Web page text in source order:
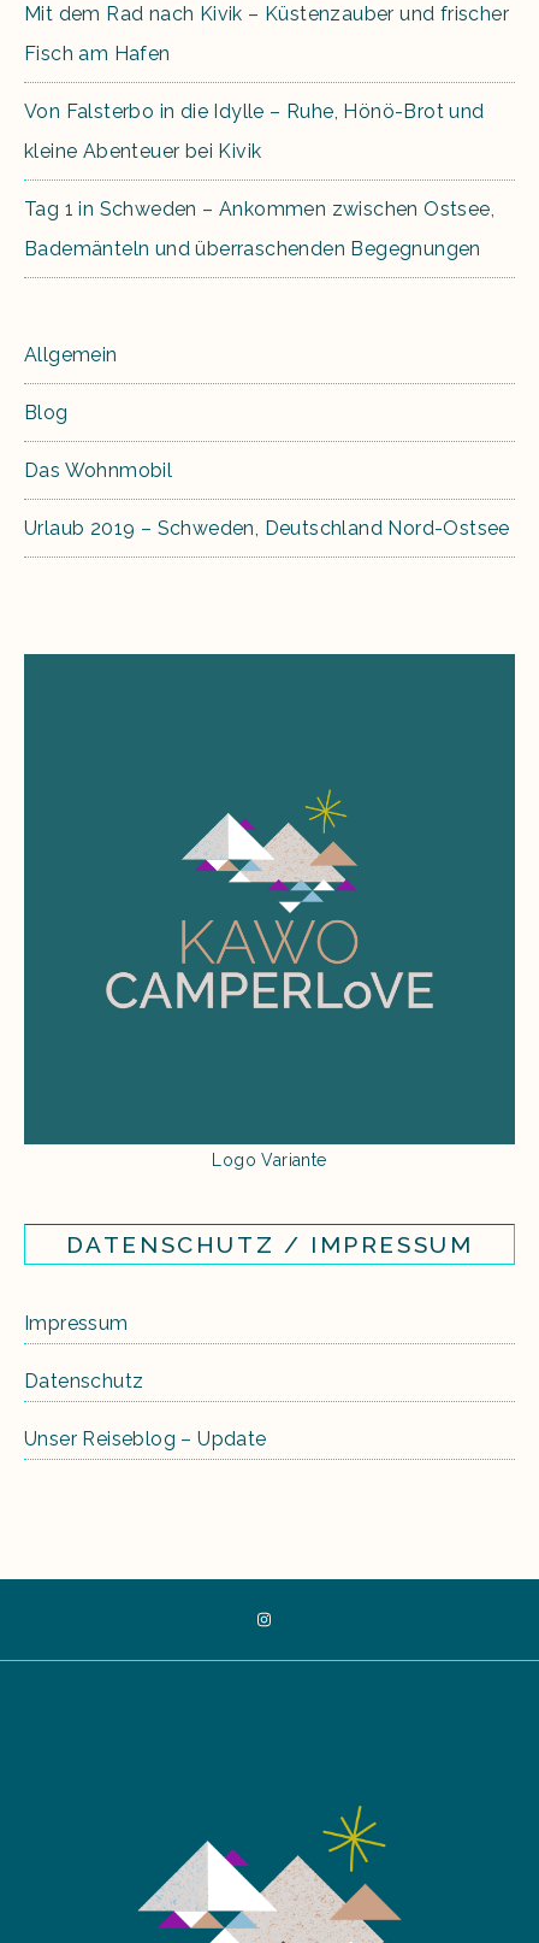
Mit dem Rad nach Kivik – Küstenzauber und frischer
Fisch am Hafen
Von Falsterbo in die Idylle – Ruhe, Hönö-Brot und
kleine Abenteuer bei Kivik
Tag 1 in Schweden – Ankommen zwischen Ostsee,
Bademänteln und überraschenden Begegnungen
Allgemein
Blog
Das Wohnmobil
Urlaub 2019 – Schweden, Deutschland Nord-Ostsee
Logo Variante
DATENSCHUTZ / IMPRESSUM
Impressum
Datenschutz
Unser Reiseblog – Update